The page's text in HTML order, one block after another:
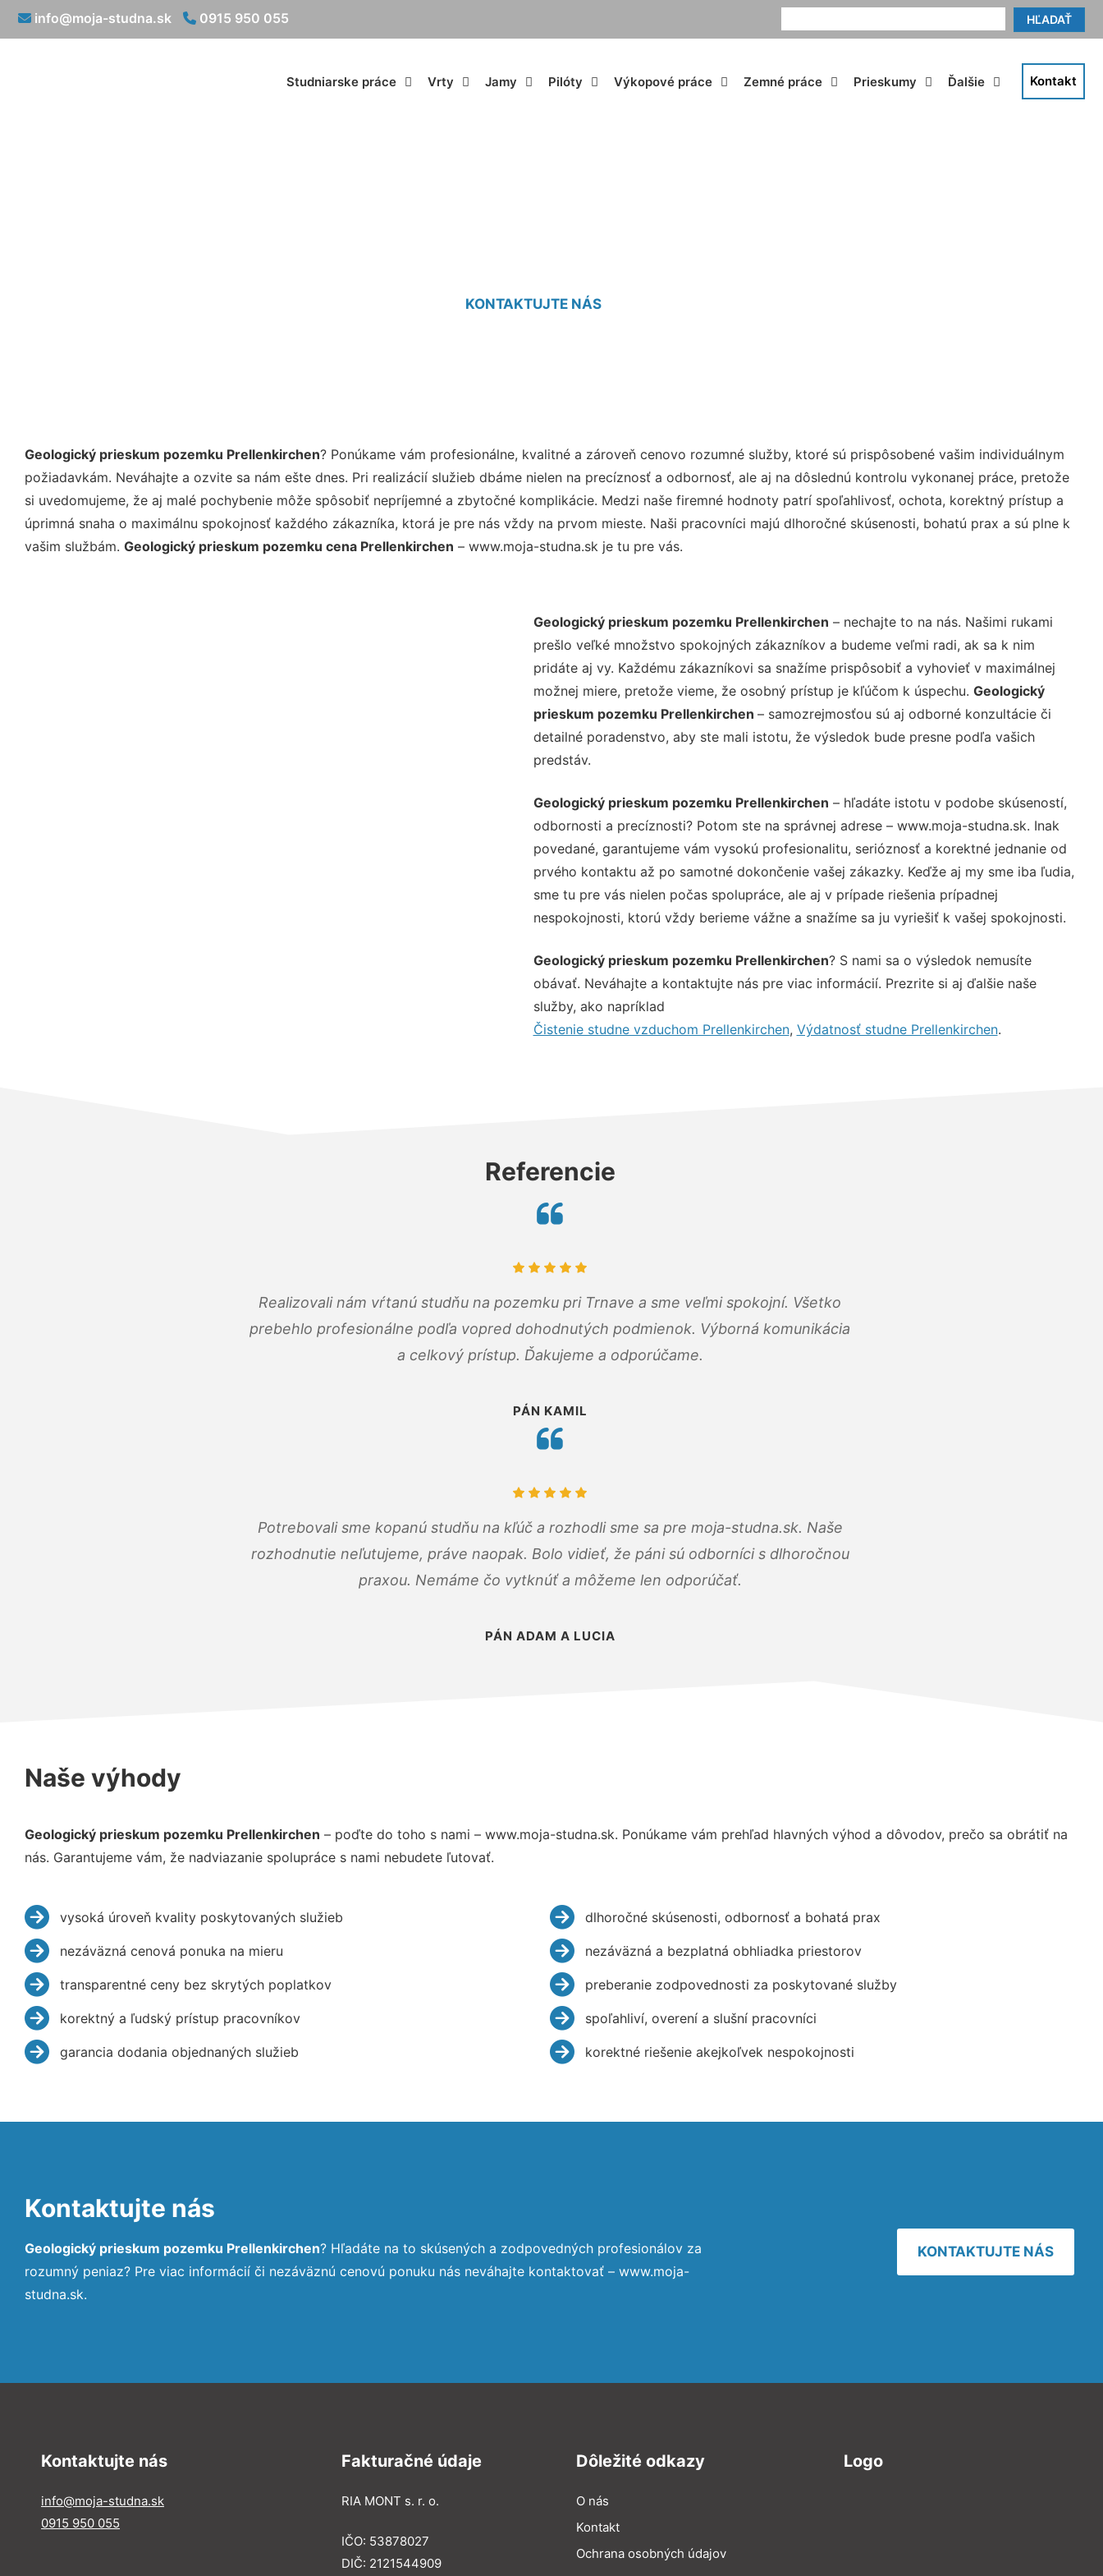
HĽADAŤ
info@moja-studna.sk 0915 950 055
Studniarske práce Vrty Jamy Pilóty Výkopové práce Zemné práce Prieskumy Ďalšie Kontakt
KONTAKTUJTE NÁS
Geologický prieskum pozemku Prellenkirchen? Ponúkame vám profesionálne, kvalitné a zároveň cenovo rozumné služby, ktoré sú prispôsobené vašim individuálnym
požiadavkám. Neváhajte a ozvite sa nám ešte dnes. Pri realizácií služieb dbáme nielen na precíznosť a odbornosť, ale aj na dôslednú kontrolu vykonanej práce, pretože
si uvedomujeme, že aj malé pochybenie môže spôsobiť nepríjemné a zbytočné komplikácie. Medzi naše firemné hodnoty patrí spoľahlivosť, ochota, korektný prístup a
úprimná snaha o maximálnu spokojnosť každého zákazníka, ktorá je pre nás vždy na prvom mieste. Naši pracovníci majú dlhoročné skúsenosti, bohatú prax a sú plne k
vašim službám. Geologický prieskum pozemku cena Prellenkirchen – www.moja-studna.sk je tu pre vás.
Geologický prieskum pozemku Prellenkirchen – nechajte to na nás. Našimi rukami
prešlo veľké množstvo spokojných zákazníkov a budeme veľmi radi, ak sa k nim
pridáte aj vy. Každému zákazníkovi sa snažíme prispôsobiť a vyhovieť v maximálnej
možnej miere, pretože vieme, že osobný prístup je kľúčom k úspechu. Geologický
prieskum pozemku Prellenkirchen – samozrejmosťou sú aj odborné konzultácie či
detailné poradenstvo, aby ste mali istotu, že výsledok bude presne podľa vašich
predstáv.
Geologický prieskum pozemku Prellenkirchen – hľadáte istotu v podobe skúseností,
odbornosti a precíznosti? Potom ste na správnej adrese – www.moja-studna.sk. Inak
povedané, garantujeme vám vysokú profesionalitu, serióznosť a korektné jednanie od
prvého kontaktu až po samotné dokončenie vašej zákazky. Keďže aj my sme iba ľudia,
sme tu pre vás nielen počas spolupráce, ale aj v prípade riešenia prípadnej
nespokojnosti, ktorú vždy berieme vážne a snažíme sa ju vyriešiť k vašej spokojnosti.
Geologický prieskum pozemku Prellenkirchen? S nami sa o výsledok nemusíte
obávať. Neváhajte a kontaktujte nás pre viac informácií. Prezrite si aj ďalšie naše
služby, ako napríklad
Čistenie studne vzduchom Prellenkirchen, Výdatnosť studne Prellenkirchen.
Referencie
Realizovali nám vŕtanú studňu na pozemku pri Trnave a sme veľmi spokojní. Všetko
prebehlo profesionálne podľa vopred dohodnutých podmienok. Výborná komunikácia
a celkový prístup. Ďakujeme a odporúčame.
PÁN KAMIL
Potrebovali sme kopanú studňu na kľúč a rozhodli sme sa pre moja-studna.sk. Naše
rozhodnutie neľutujeme, práve naopak. Bolo vidieť, že páni sú odborníci s dlhoročnou
praxou. Nemáme čo vytknúť a môžeme len odporúčať.
PÁN ADAM A LUCIA
Naše výhody
Geologický prieskum pozemku Prellenkirchen – poďte do toho s nami – www.moja-studna.sk. Ponúkame vám prehľad hlavných výhod a dôvodov, prečo sa obrátiť na
nás. Garantujeme vám, že nadviazanie spolupráce s nami nebudete ľutovať.
vysoká úroveň kvality poskytovaných služieb
nezáväzná cenová ponuka na mieru
transparentné ceny bez skrytých poplatkov
korektný a ľudský prístup pracovníkov
garancia dodania objednaných služieb
dlhoročné skúsenosti, odbornosť a bohatá prax
nezáväzná a bezplatná obhliadka priestorov
preberanie zodpovednosti za poskytované služby
spoľahliví, overení a slušní pracovníci
korektné riešenie akejkoľvek nespokojnosti
Kontaktujte nás
Geologický prieskum pozemku Prellenkirchen? Hľadáte na to skúsených a zodpovedných profesionálov za
rozumný peniaz? Pre viac informácií či nezáväznú cenovú ponuku nás neváhajte kontaktovať – www.moja-
studna.sk.
KONTAKTUJTE NÁS
Kontaktujte nás
info@moja-studna.sk
0915 950 055
Fakturačné údaje
RIA MONT s. r. o.
IČO: 53878027
DIČ: 2121544909
Dôležité odkazy
O nás
Kontakt
Ochrana osobných údajov
Logo